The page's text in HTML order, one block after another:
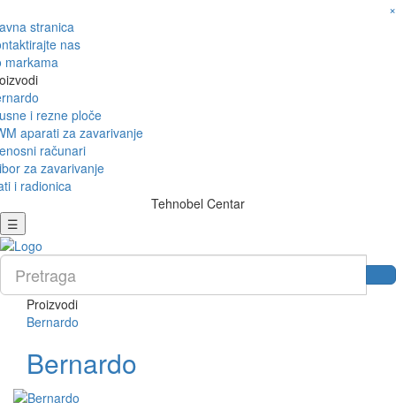
×
stranica
nas
markama
i rezne ploče
aparati za zavarivanje
računari
za zavarivanje
i radionica
Tehnobel Centar
☰
Proizvodi
Bernardo
Bernardo